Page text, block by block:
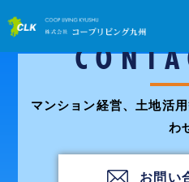
マンション経営、土地活
わ
お問い